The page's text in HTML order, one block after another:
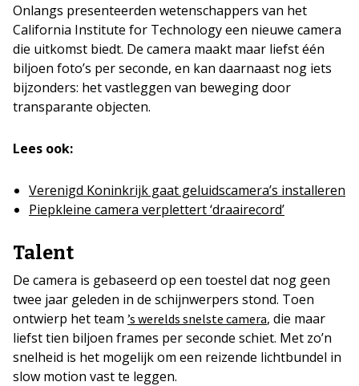
Onlangs presenteerden wetenschappers van het
California Institute for Technology een nieuwe camera
die uitkomst biedt. De camera maakt maar liefst één
biljoen foto’s per seconde, en kan daarnaast nog iets
bijzonders: het vastleggen van beweging door
transparante objecten.
Lees ook:
Verenigd Koninkrijk gaat geluidscamera’s installeren
Piepkleine camera verplettert ‘draairecord’
Talent
De camera is gebaseerd op een toestel dat nog geen
twee jaar geleden in de schijnwerpers stond. Toen
ontwierp het team ’s werelds snelste camera, die maar
liefst tien biljoen frames per seconde schiet. Met zo’n
snelheid is het mogelijk om een reizende lichtbundel in
slow motion vast te leggen.